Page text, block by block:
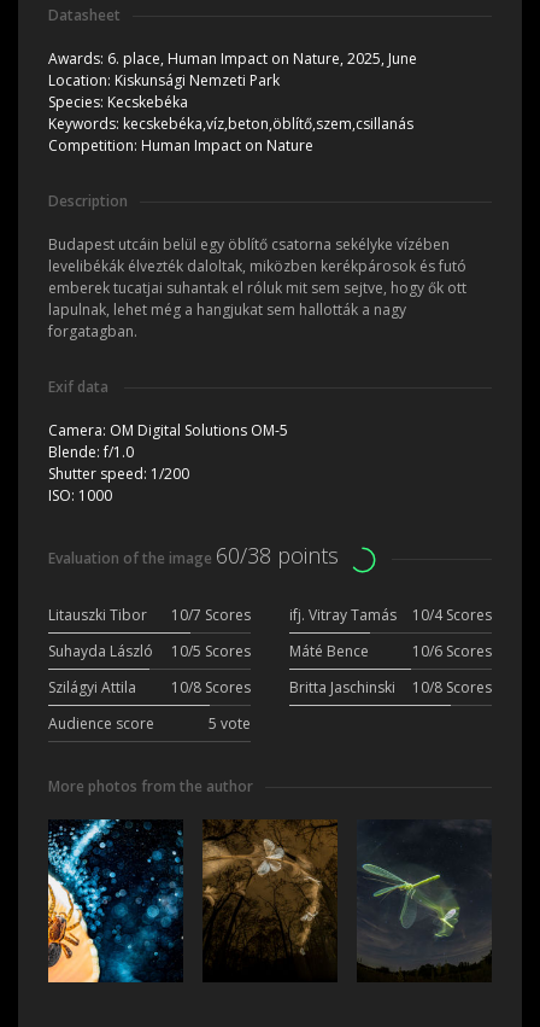
Datasheet
Awards: 6. place, Human Impact on Nature, 2025, June
Location: Kiskunsági Nemzeti Park
Species: Kecskebéka
Keywords: kecskebéka,víz,beton,öblítő,szem,csillanás
Competition: Human Impact on Nature
Description
Budapest utcáin belül egy öblítő csatorna sekélyke vízében
levelibékák élvezték daloltak, miközben kerékpárosok és futó
emberek tucatjai suhantak el róluk mit sem sejtve, hogy ők ott
lapulnak, lehet még a hangjukat sem hallották a nagy
forgatagban.
Exif data
Camera: OM Digital Solutions OM-5
Blende:f/1.0
Shutter speed: 1/200
ISO: 1000
Evaluation of the image 60/38 points
Litauszki Tibor 10/7 Scores ifj. Vitray Tamás
10/4 Scores
Suhayda László
10/5 Scores Máté Bence
10/6 Scores
Szilágyi Attila
10/8 Scores Britta Jaschinski
10/8 Scores
Audience score
5 vote
More photos from the author